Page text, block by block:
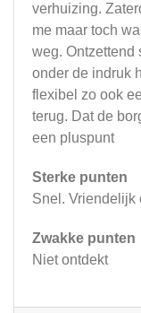
verhuizing.
me maar toch
weg. Ontzettend
onder de indruk
flexibel zo ook
terug. Dat de
een pluspunt
Sterke punten
Snel. Vriendelijk
Zwakke punten
Niet ontdekt